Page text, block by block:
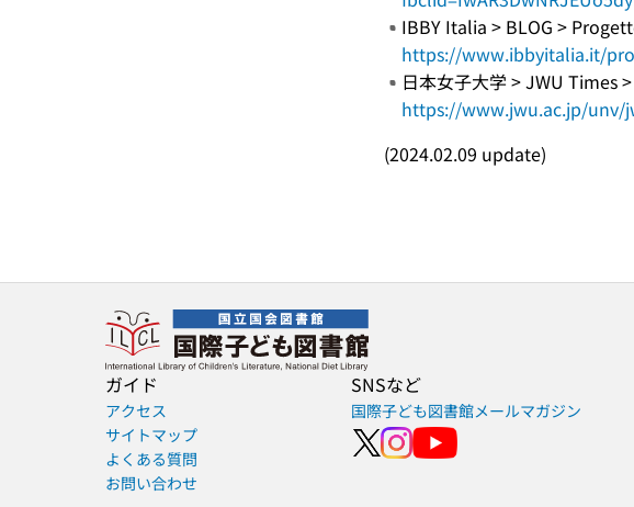
IBBY Italia > BLOG >
https://www.ibbyitalia.it/
日本女子大学 > JWU Times
https://www.jwu.ac.jp/unv/
(2024.02.09 update)
ガイド
アクセス
サイトマップ
よくある質問
お問い合わせ
SNSなど
国際子ども図書館メールマガジン